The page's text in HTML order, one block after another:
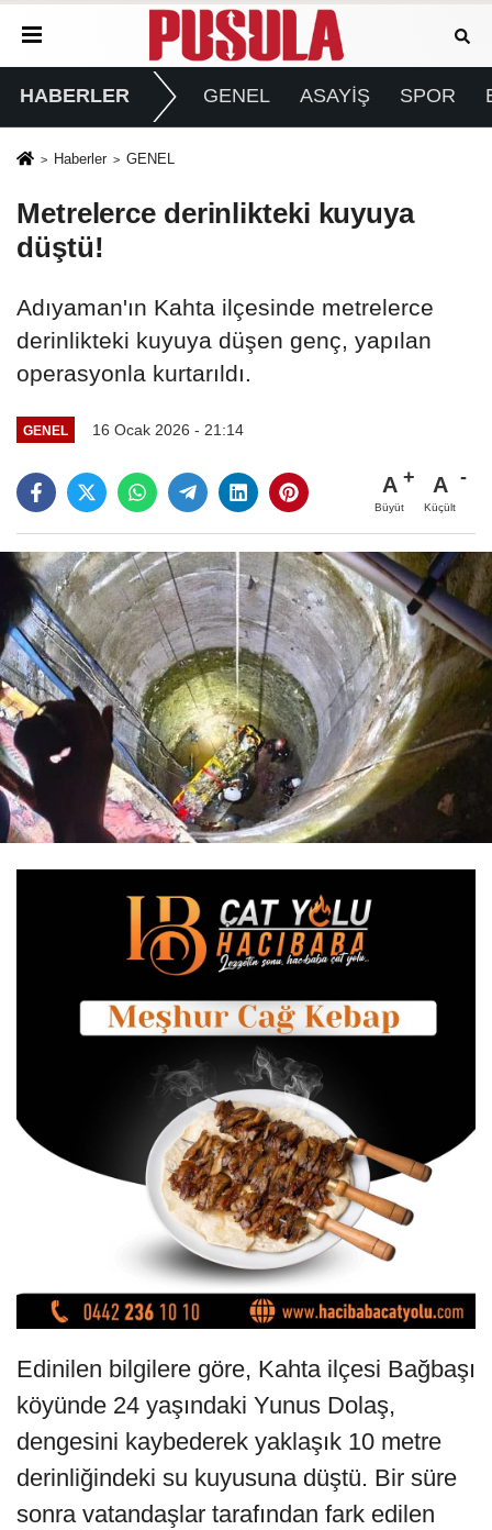
HABERLER GENEL ASAYİŞ SPOR
Haberler GENEL
Metrelerce derinlikteki kuyuya
düştü!
Adıyaman'ın Kahta ilçesinde metrelerce
derinlikteki kuyuya düşen genç, yapılan
operasyonla kurtarıldı.
GENEL 16 Ocak 2026 - 21:14
A
Büyüt
A
Küçült
Edinilen bilgilere göre, Kahta ilçesi Bağbaşı
köyünde 24 yaşındaki Yunus Dolaş,
dengesini kaybederek yaklaşık 10 metre
derinliğindeki su kuyusuna düştü. Bir süre
sonra vatandaşlar tarafından fark edilen